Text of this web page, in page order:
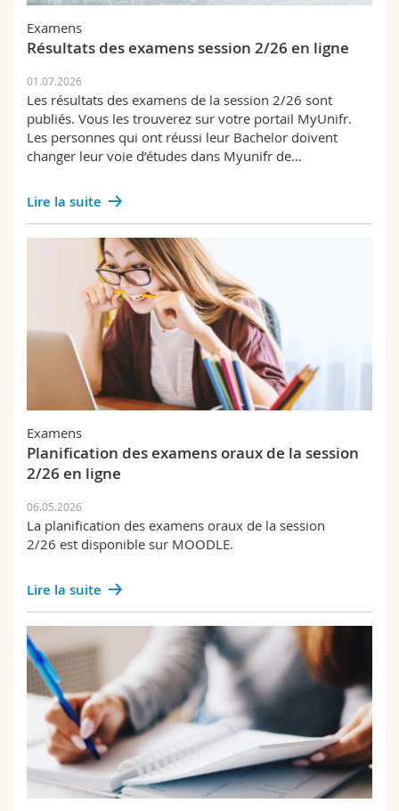
MyUnifr
Personnel
Recherche
Success stories
Examens
Formation continue
Publications
Mobilité
Alumni IUS Frilex
Fachschaft
Examens
Résultats des examens session 2/26 en ligne
01.07.2026
Les résultats des examens de la session 2/26 sont
publiés. Vous les trouverez sur votre portail MyUnifr.
Les personnes qui ont réussi leur Bachelor doivent
changer leur voie d’études dans Myunifr de…
Lire la suite
Examens
Planification des examens oraux de la session
2/26 en ligne
06.05.2026
La planification des examens oraux de la session
2/26 est disponible sur MOODLE.
Lire la suite